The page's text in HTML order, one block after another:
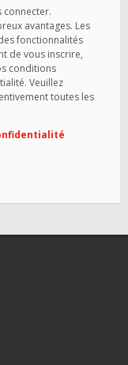
connecter.
avantages. Les
fonctionnalités
de vous inscrire,
conditions
Veuillez
toutes les